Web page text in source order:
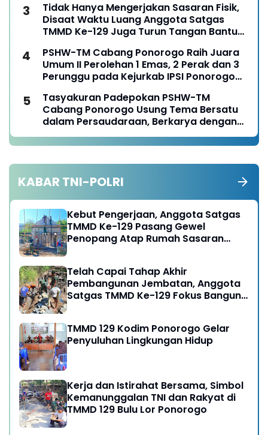
Tidak Hanya Mengerjakan Sasaran Fisik,
Disaat Waktu Luang Anggota Satgas
TMMD Ke-129 Juga Turun Tangan Bantu
PSHW-TM Cabang Ponorogo Raih Juara
Umum II Perolehan 1 Emas, 2 Perak dan 3
Perunggu pada Kejurkab IPSI Ponorogo
Tasyakuran Padepokan PSHW-TM
Cabang Ponorogo Usung Tema Bersatu
dalam Persaudaraan, Berkarya dengan
Keikhlasan dan Mengabdi dengan
Tanggungjawab
KABAR TNI-POLRI
Kebut Pengerjaan, Anggota Satgas
TMMD Ke-129 Pasang Gewel
Penopang Atap Rumah Sasaran
Telah Capai Tahap Akhir
Pembangunan Jembatan, Anggota
Satgas TMMD Ke-129 Fokus Bangun
TMMD 129 Kodim Ponorogo Gelar
Penyuluhan Lingkungan Hidup
Kerja dan Istirahat Bersama, Simbol
Kemanunggalan TNI dan Rakyat di
TMMD 129 Bulu Lor Ponorogo